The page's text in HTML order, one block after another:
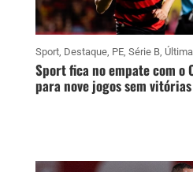
Sport, Destaque, PE, Série B,
Sport fica no empate com o
para nove jogos sem